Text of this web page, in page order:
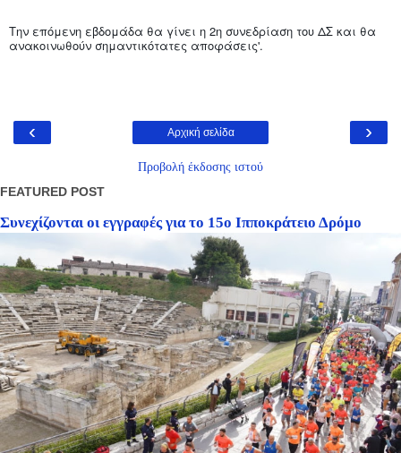
Την επόμενη εβδομάδα θα γίνει η 2η συνεδρίαση του ΔΣ και θα
ανακοινωθούν σημαντικότατες αποφάσεις'.
‹ ›
Αρχική σελίδα
Προβολή έκδοσης ιστού
FEATURED POST
Συνεχίζονται οι εγγραφές για το 15ο Ιπποκράτειο Δρόμο